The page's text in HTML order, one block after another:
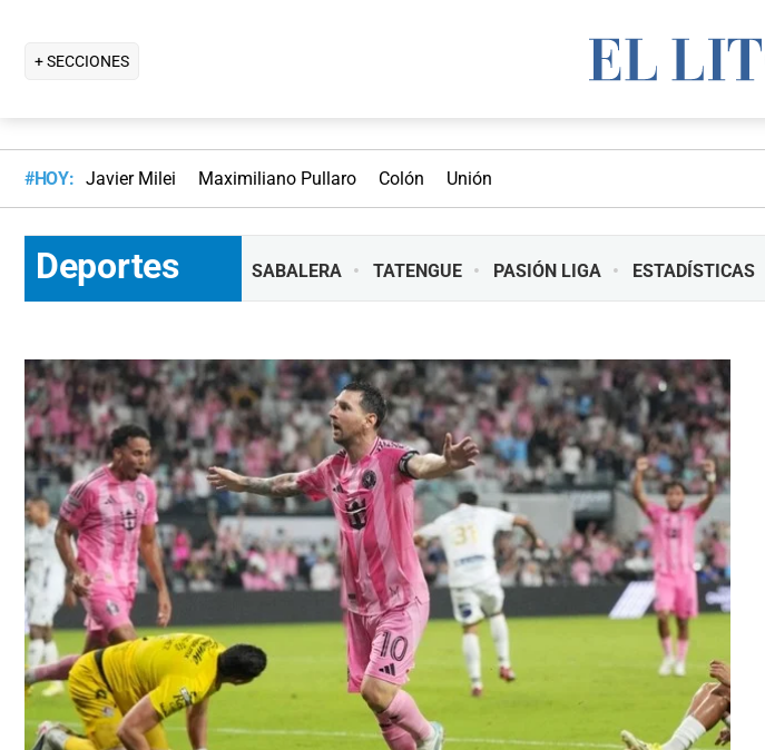
+ SECCIONES
#HOY: Javier Milei Maximiliano Pullaro Colón Unión
Deportes SABALERA TATENGUE PASIÓN LIGA ESTADÍSTICAS